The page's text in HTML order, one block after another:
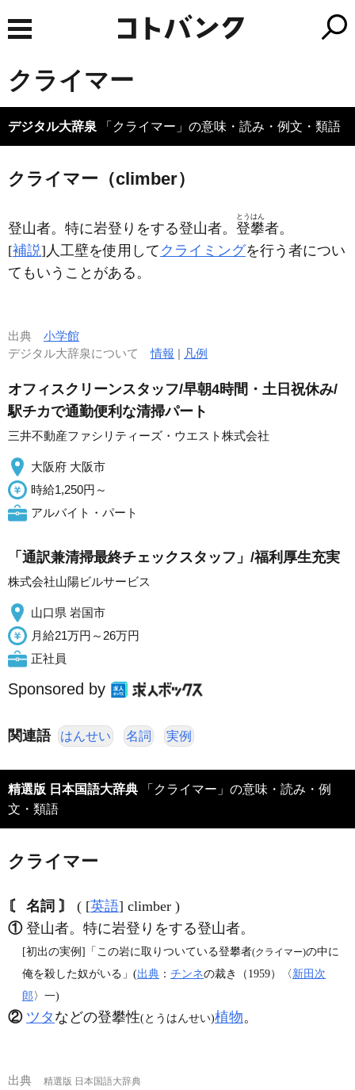
クライマー
デジタル大辞泉 「クライマー」の意味・読み・例文・類語
クライマー（climber）
登山者。特に岩登りをする登山者。 登攀
とうはん
者。
[補説]人工壁を使用して クライミングを行う者につい
てもいうことがある。
出典 小学館
デジタル大辞泉について情報 | 凡例
オフィスクリーンスタッフ/早朝4時間・土日祝休み/
駅チカで通勤便利な清掃パート
三井不動産ファシリティーズ・ウエスト株式会社
大阪府 大阪市
時給1,250円～
アルバイト・パート
「通訳兼清掃最終チェックスタッフ」/福利厚生充実
株式会社山陽ビルサービス
山口県 岩国市
月給21万円～26万円
正社員
Sponsored by
関連語 はんせい 名詞 実例
精選版 日本国語大辞典
文・類語
クライマー
〘 名詞 〙 ( [英語] climber )
①登山者。特に岩登りをする登山者。
[初出の実例]「この岩に取りついている登攀者(クライマー)の中に
俺を殺した奴がいる」(出典 ： チンネの裁き（1959）〈新田次
郎〉一)
② ツタ などの登攀性(とうはんせい)植物。
出典
精選版 日本国語大辞典